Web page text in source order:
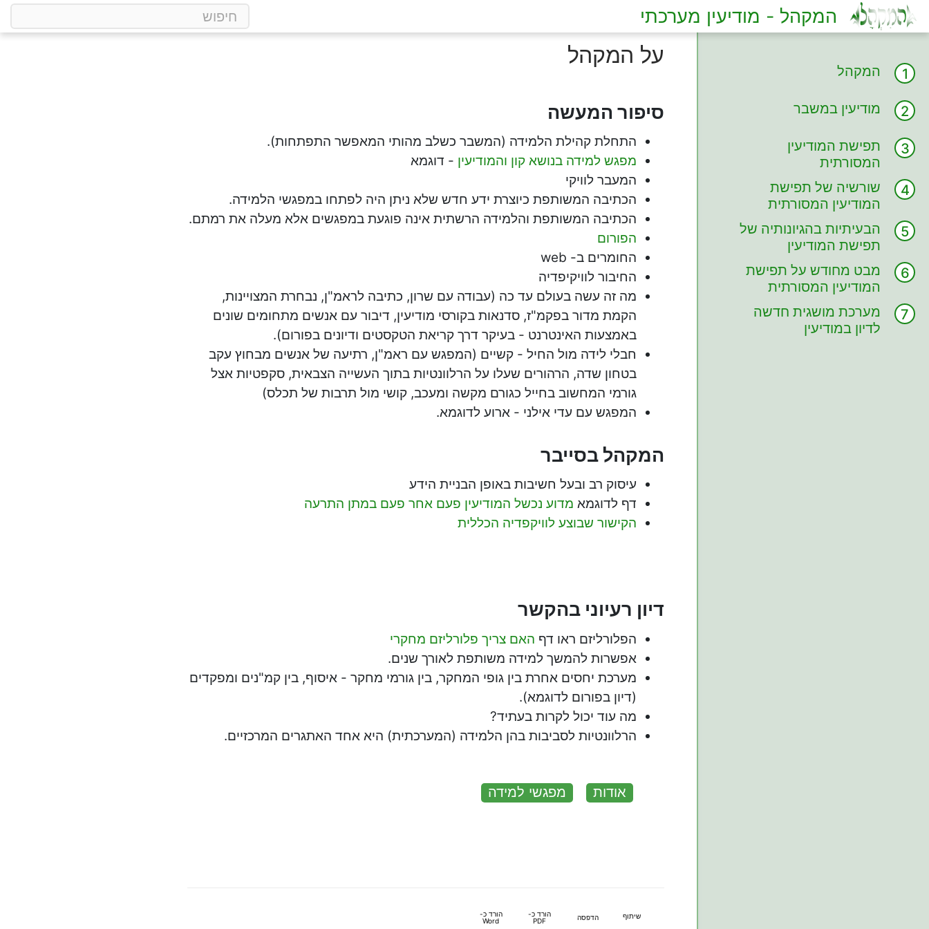
המקהל - מודיעין מערכתי
המקהל
מודיעין במשבר
תפישת המודיעין
המסורתית
שורשיה של תפישת
המודיעין המסורתית
הבעיתיות בהגיונותיה של
תפישת המודיעין
המסורתיתמבט מחודש על תפישת
המודיעין המסורתית
מערכת מושגית חדשה
לדיון במודיעין
על המקהל
סיפור המעשה
התחלת קהילת הלמידה (המשבר כשלב מהותי המאפשר התפתחות).
מפגש למידה בנושא קון והמודיעין - דוגמא
המעבר לוויקי
הכתיבה המשותפת כיוצרת ידע חדש שלא ניתן היה לפתחו במפגשי הלמידה.
הכתיבה המשותפת והלמידה הרשתית אינה פוגעת במפגשים אלא מעלה את רמתם.
הפורום
החומרים ב- web
החיבור לוויקיפדיה
מה זה עשה בעולם עד כה (עבודה עם שרון, כתיבה לראמ"ן, נבחרת המצויינות,
הקמת מדור בפקמ"ז, סדנאות בקורסי מודיעין, דיבור עם אנשים מתחומים שונים
באמצעות האינטרנט - בעיקר דרך קריאת הטקסטים ודיונים בפורום).
חבלי לידה מול החיל - קשיים (המפגש עם ראמ"ן, רתיעה של אנשים מבחוץ עקב
בטחון שדה, הרהורים שעלו על הרלוונטיות בתוך העשייה הצבאית, סקפטיות אצל
גורמי המחשוב בחייל כגורם מקשה ומעכב, קושי מול תרבות של תכלס)
המפגש עם עדי אילני - ארוע לדוגמא.
המקהל בסייבר
עיסוק רב ובעל חשיבות באופן הבניית הידע
דף לדוגמא מדוע נכשל המודיעין פעם אחר פעם במתן התרעה
הקישור שבוצע לוויקפדיה הכללית
דיון רעיוני בהקשר
הפלורליזם ראו דף האם צריך פלורליזם מחקרי
אפשרות להמשך למידה משותפת לאורך שנים.
מערכת יחסים אחרת בין גופי המחקר, בין גורמי מחקר - איסוף, בין קמ"נים ומפקדים
(דיון בפורום לדוגמא).
מה עוד יכול לקרות בעתיד?
הרלוונטיות לסביבות בהן הלמידה (המערכתית) היא אחד האתגרים המרכזיים.
אודות מפגשי למידה
הדפסה
הורד כ-
PDF
הורד כ-
Word
שיתוף